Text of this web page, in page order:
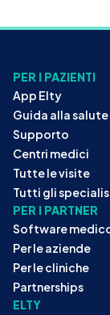
PER I PAZIENTI
App Elty
Guida alla salute
Supporto
Centri medici
Tutte le visite
Tutti gli
PER I PARTNER
Software
Per le aziende
Per le cliniche
Partnerships
ELTY